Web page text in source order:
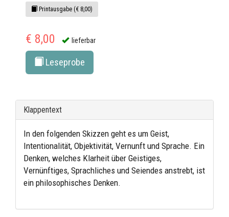
Printausgabe (€ 8,00)
€ 8,00 lieferbar
Leseprobe
Klappentext
In den folgenden Skizzen geht es um Geist,
Intentionalität, Objektivität, Vernunft und Sprache. Ein
Denken, welches Klarheit über Geistiges,
Vernünftiges, Sprachliches und Seiendes anstrebt, ist
ein philosophisches Denken.